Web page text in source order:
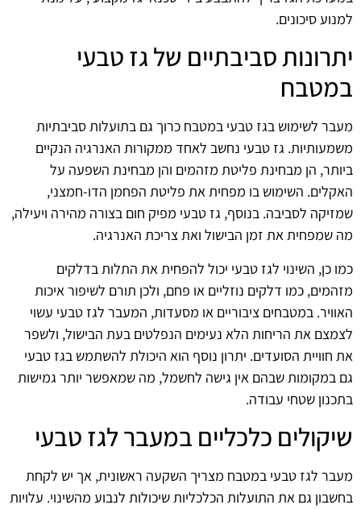
למנוע סיכונים.
יתרונות סביבתיים של גז טבעי
במטבח
מעבר לשימוש בגז טבעי במטבח כרוך גם בתועלות סביבתיות
משמעותיות. גז טבעי נחשב לאחד ממקורות האנרגיה הנקיים
ביותר, הן מבחינת פליטת מזהמים והן מבחינת השפעה על
האקלים. השימוש בו מפחית את פליטת הפחמן הדו-חמצני,
שמזיקה לסביבה. בנוסף, גז טבעי מפיק חום בצורה מהירה ויעילה,
מה שמפחית את זמן הבישול ואת צריכת האנרגיה.
כמו כן, השינוי לגז טבעי יכול להפחית את התלות בדלקים
מזהמים, כמו דלקים נוזליים או פחם, ולכן תורם לשיפור איכות
האוויר. במטבחים ציבוריים או מסעדות, המעבר לגז טבעי עשוי
לצמצם את הריחות הלא נעימים הנפלטים בעת הבישול, ולשפר
את חוויית הסועדים. יתרון נוסף הוא היכולת להשתמש בגז טבעי
גם במקומות שבהם אין גישה לחשמל, מה שמאפשר יותר גמישות
בתכנון שטחי עבודה.
שיקולים כלכליים במעבר לגז טבעי
מעבר לגז טבעי במטבח מצריך השקעה ראשונית, אך יש לקחת
בחשבון גם את התועלות הכלכליות שיכולות לנבוע מהשינוי. עלויות